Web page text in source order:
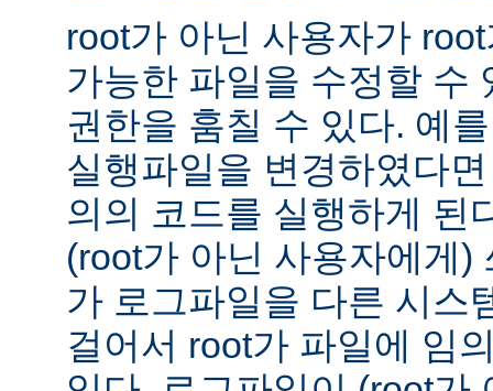
root가 아닌 사용자가
가능한 파일을 수정할 수
권한을 훔칠 수 있다. 예
실행파일을 변경하였다
의의 코드를 실행하게 된
(root가 아닌 사용자에게)
가 로그파일을 다른 시스
걸어서 root가 파일에 임